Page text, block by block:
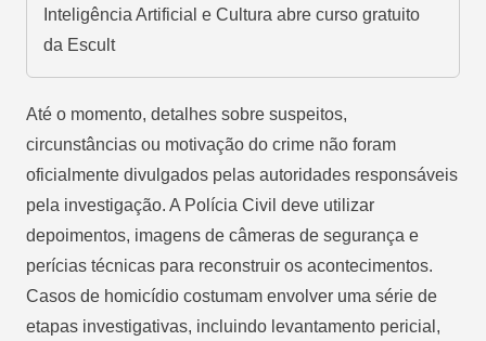
Inteligência Artificial e Cultura abre curso gratuito
da Escult
Até o momento, detalhes sobre suspeitos,
circunstâncias ou motivação do crime não foram
oficialmente divulgados pelas autoridades responsáveis
pela investigação. A Polícia Civil deve utilizar
depoimentos, imagens de câmeras de segurança e
perícias técnicas para reconstruir os acontecimentos.
Casos de homicídio costumam envolver uma série de
etapas investigativas, incluindo levantamento pericial,